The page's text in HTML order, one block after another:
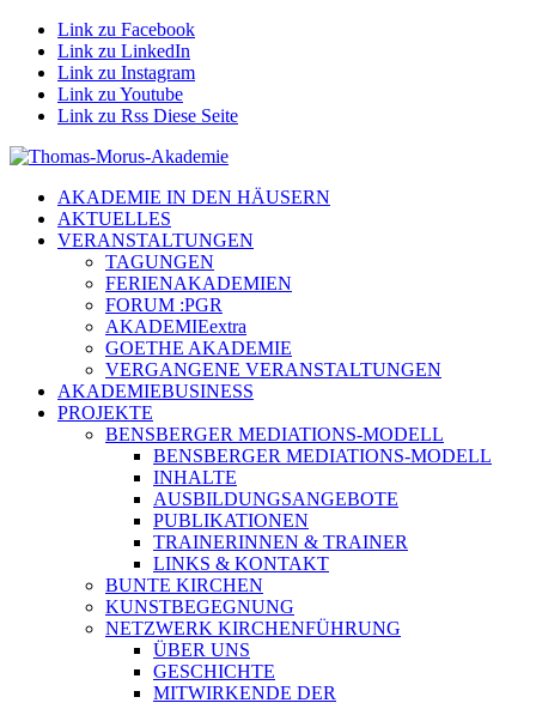
Link zu Facebook
Link zu LinkedIn
Link zu Instagram
Link zu Youtube
Link zu Rss Diese Seite
AKADEMIE IN DEN HÄUSERN
AKTUELLES
VERANSTALTUNGEN
TAGUNGEN
FERIENAKADEMIEN
FORUM :PGR
AKADEMIEextra
GOETHE AKADEMIE
VERGANGENE VERANSTALTUNGEN
AKADEMIEBUSINESS
PROJEKTE
BENSBERGER MEDIATIONS-MODELL
BENSBERGER MEDIATIONS-MODELL
INHALTE
AUSBILDUNGSANGEBOTE
PUBLIKATIONEN
TRAINERINNEN & TRAINER
LINKS & KONTAKT
BUNTE KIRCHEN
KUNSTBEGEGNUNG
NETZWERK KIRCHENFÜHRUNG
ÜBER UNS
GESCHICHTE
MITWIRKENDE DER